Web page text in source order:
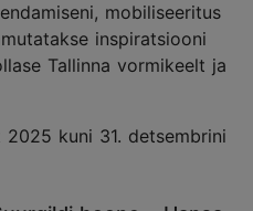
mobiliseeritus
inspiratsiooni
Tallinna vormikeelt ja
kuni 31. detsembrini